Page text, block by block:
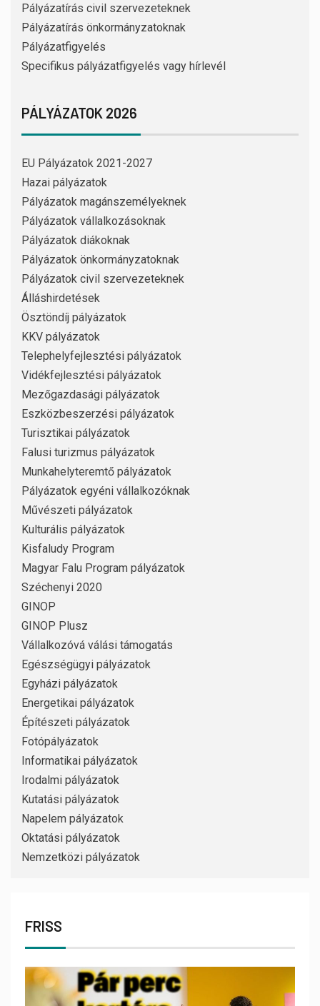
Pályázatírás civil szervezeteknek
Pályázatírás önkormányzatoknak
Pályázatfigyelés
Specifikus pályázatfigyelés vagy hírlevél
PÁLYÁZATOK 2026
EU Pályázatok 2021-2027
Hazai pályázatok
Pályázatok magánszemélyeknek
Pályázatok vállalkozásoknak
Pályázatok diákoknak
Pályázatok önkormányzatoknak
Pályázatok civil szervezeteknek
Álláshirdetések
Ösztöndíj pályázatok
KKV pályázatok
Telephelyfejlesztési pályázatok
Vidékfejlesztési pályázatok
Mezőgazdasági pályázatok
Eszközbeszerzési pályázatok
Turisztikai pályázatok
Falusi turizmus pályázatok
Munkahelyteremtő pályázatok
Pályázatok egyéni vállalkozóknak
Művészeti pályázatok
Kulturális pályázatok
Kisfaludy Program
Magyar Falu Program pályázatok
Széchenyi 2020
GINOP
GINOP Plusz
Vállalkozóvá válási támogatás
Egészségügyi pályázatok
Egyházi pályázatok
Energetikai pályázatok
Építészeti pályázatok
Fotópályázatok
Informatikai pályázatok
Irodalmi pályázatok
Kutatási pályázatok
Napelem pályázatok
Oktatási pályázatok
Nemzetközi pályázatok
FRISS